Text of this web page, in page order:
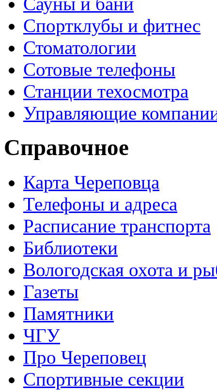
Спортклубы и фитнес
Стоматологии
Сотовые телефоны
Станции техосмотра
Управляющие
Справочное
Карта Череповца
Телефоны и адреса
Расписание транспорта
Библиотеки
Вологодская охота и
Газеты
Памятники
ЧГУ
Про Череповец
Спортивные секции